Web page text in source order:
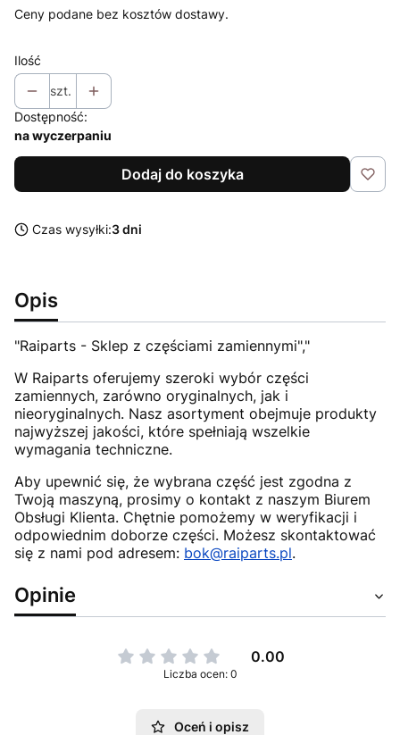
Ceny podane bez kosztów dostawy.
Ilość
szt.
Dostępność:
na wyczerpaniu
Dodaj do koszyka
Czas wysyłki:3 dni
Opis
"Raiparts - Sklep z częściami zamiennymi","
W Raiparts oferujemy szeroki wybór części
zamiennych, zarówno oryginalnych, jak i
nieoryginalnych. Nasz asortyment obejmuje produkty
najwyższej jakości, które spełniają wszelkie
wymagania techniczne.
Aby upewnić się, że wybrana część jest zgodna z
Twoją maszyną, prosimy o kontakt z naszym Biurem
Obsługi Klienta. Chętnie pomożemy w weryfikacji i
odpowiednim doborze części. Możesz skontaktować
się z nami pod adresem: bok@raiparts.pl.
Opinie
0.00
Liczba ocen: 0
Oceń i opisz